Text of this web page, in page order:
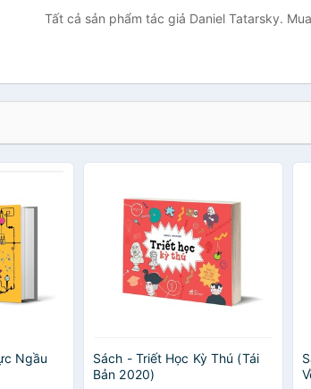
Tất cả sản phẩm tác giả Daniel Tatarsky.
Ngầu
Sách - Triết Học Kỳ Thú (Tái
Bản 2020)